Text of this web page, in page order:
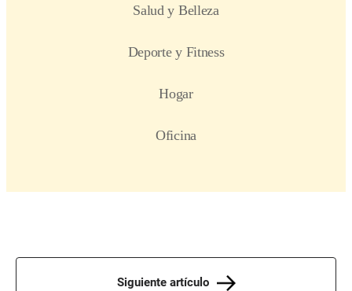
Siguiente artículo